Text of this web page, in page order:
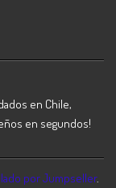
en Chile,
en segundos!
por Jumpseller.